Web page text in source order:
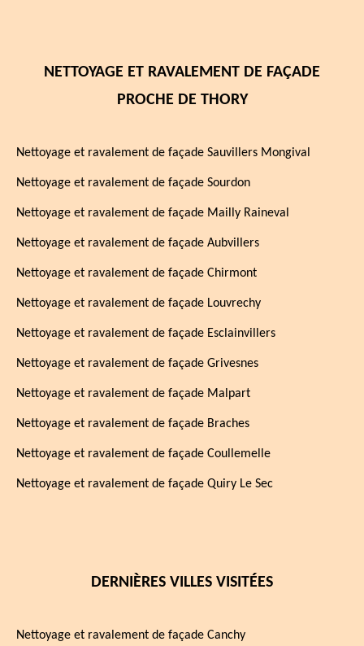
NETTOYAGE ET RAVALEMENT DE FAÇADE
PROCHE DE THORY
Nettoyage et ravalement de façade Sauvillers Mongival
Nettoyage et ravalement de façade Sourdon
Nettoyage et ravalement de façade Mailly Raineval
Nettoyage et ravalement de façade Aubvillers
Nettoyage et ravalement de façade Chirmont
Nettoyage et ravalement de façade Louvrechy
Nettoyage et ravalement de façade Esclainvillers
Nettoyage et ravalement de façade Grivesnes
Nettoyage et ravalement de façade Malpart
Nettoyage et ravalement de façade Braches
Nettoyage et ravalement de façade Coullemelle
Nettoyage et ravalement de façade Quiry Le Sec
DERNIÈRES VILLES VISITÉES
Nettoyage et ravalement de façade Canchy